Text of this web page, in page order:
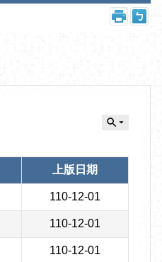
上版日期
110-12-01
110-12-01
110-12-01